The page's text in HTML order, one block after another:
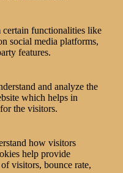
functionalities like
social media platforms,
features.
and analyze the
which helps in
the visitors.
how visitors
help provide
visitors, bounce rate,